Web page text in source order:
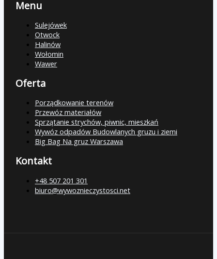
Menu
Sulejówek
Otwock
Halinów
Wołomin
Wawer
Oferta
Porządkowanie terenów
Przewóz materiałów
Sprzątanie strychów, piwnic, mieszkań
Wywóz odpadów Budowlanych gruzu i ziemi
Big Bag Na gruz Warszawa
Kontakt
+48 507 201 301
biuro@wywoznieczystosci.net